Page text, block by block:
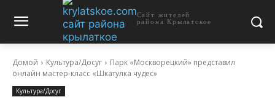
Сайт жителей
района Крылатское
Домой Культура/Досуг
Парк «Москворецкий» представил
онлайн мастер-класс «Шкатулка чудес»
Культура/Досуг